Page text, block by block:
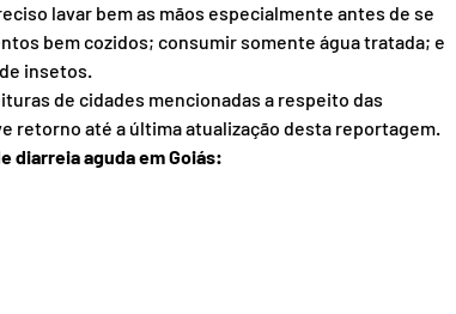
lavar bem as mãos especialmente antes de se
bem cozidos; consumir somente água tratada; e
insetos.
de cidades mencionadas a respeito das
retorno até a última atualização desta reportagem.
diarreia aguda em Goiás: